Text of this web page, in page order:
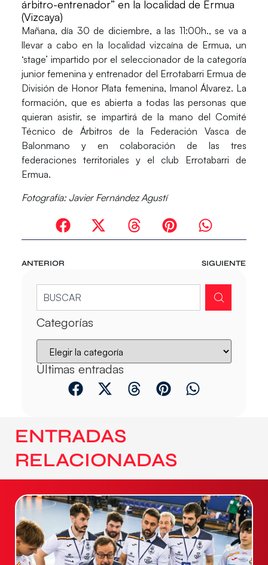
árbitro-entrenador” en la localidad de Ermua
(Vizcaya)
Mañana, día 30 de diciembre, a las 11:00h., se va a
llevar a cabo en la localidad vizcaína de Ermua, un
‘stage’ impartido por el seleccionador de la categoría
junior femenina y entrenador del Errotabarri Ermua de
División de Honor Plata femenina, Imanol Álvarez. La
formación, que es abierta a todas las personas que
quieran asistir, se impartirá de la mano del Comité
Técnico de Árbitros de la Federación Vasca de
Balonmano y en colaboración de las tres
federaciones territoriales y el club Errotabarri de
Ermua.
Fotografía: Javier Fernández Agustí
ANTERIOR SIGUIENTE
Categorías
Últimas entradas
ENTRADAS
RELACIONADAS